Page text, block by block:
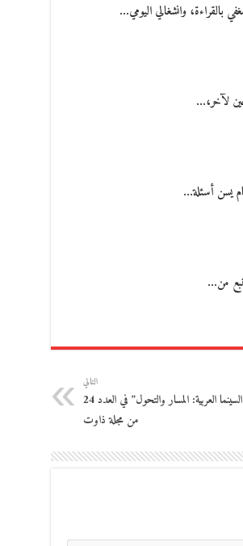
وانشغالي اليومي…
لآخر،…
يسن أسئلة…
من…
التالي
“السينما العربية: المسار والتحول” في العدد 24
من مجلة ذاوت